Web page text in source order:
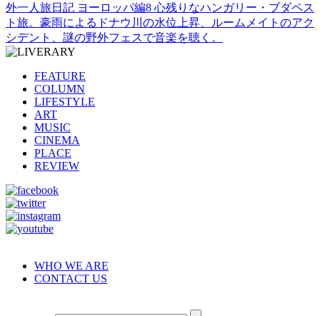
外一人旅日記 ヨーロッパ編8 心残りなハンガリー・ブダペス
ト旅。豪雨によるドナウ川の水位上昇、ルームメイトのアク
シデント、謎の野外フェスで音楽を聴く。
FEATURE
COLUMN
LIFESTYLE
ART
MUSIC
CINEMA
PLACE
REVIEW
WHO WE ARE
CONTACT US